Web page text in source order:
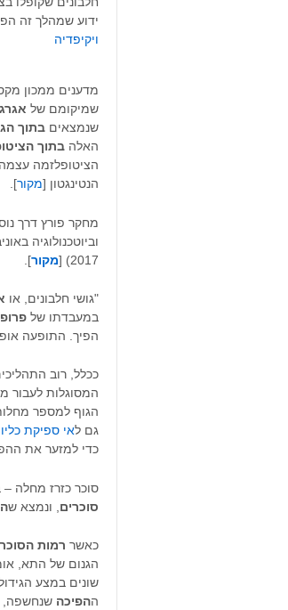
ידוע שמהלך זה
ויקיפדיה
מדענים ממכון
שמיקומם של
שנמצאים בתוך
האלה בתוך
הציטופלזמה
הנטינגטון [מקור].
מחקר פורץ דרך
2017) [
מקור].
"גושי חלבונים, או
במעבדתו של
הפיך. התופעה
ככלל, רוב
המסוגלות לעבור
הגוף למספר
גם לאי ספיקת
כדי למזער את
סוכר כזרז מחלה – במחקר (2017) של, ד"ר סימפסון-לביא
סוכרים , ונמצא ש
כאשר רמות
הגנום של התא,
שונים במצע
ההפיכה שנחשפה,